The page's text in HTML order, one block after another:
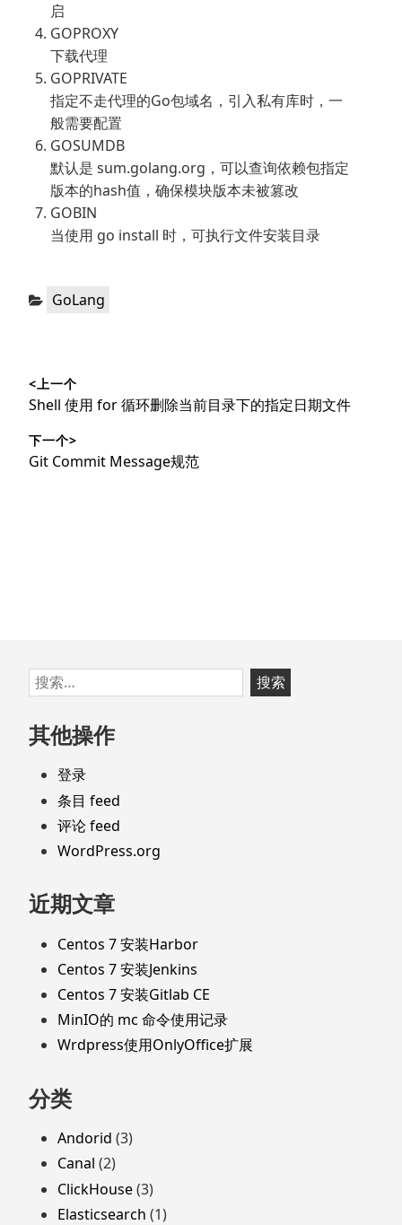
启
GOPROXY
下载代理
GOPRIVATE
指定不走代理的Go包域名，引入私有库时，一
般需要配置
GOSUMDB
默认是 sum.golang.org，可以查询依赖包指定
版本的hash值，确保模块版本未被篡改
GOBIN
当使用 go install 时，可执行文件安装目录
分
GoLang
章
导
航
<上一个
上
文
章：
Shell 使用 for 循环删除当前目录下的指定日期文件
下一个>
下
Git Commit Message规范
跳
至
页
脚
搜
索：
其他操作
登录
条目 feed
评论 feed
WordPress.org
近期文章
Centos 7 安装Harbor
Centos 7 安装Jenkins
Centos 7 安装Gitlab CE
MinIO的 mc 命令使用记录
Wrdpress使用OnlyOffice扩展
分类
Andorid (3)
Canal (2)
ClickHouse(3)
Elasticsearch (1)